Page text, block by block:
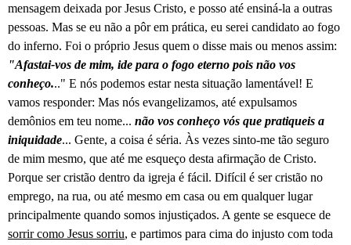
mensagem deixada por Jesus Cristo, e posso até ensiná-la a outras
pessoas. Mas se eu não a pôr em prática, eu serei candidato ao fogo
do inferno. Foi o próprio Jesus quem o disse mais ou menos assim:
"Afastai-vos de mim, ide para o fogo eterno pois não vos
conheço..." E nós podemos estar nesta situação lamentável! E
vamos responder: Mas nós evangelizamos, até expulsamos
demônios em teu nome... não vos conheço vós que pratiqueis a
iniquidade... Gente, a coisa é séria. Às vezes sinto-me tão seguro
de mim mesmo, que até me esqueço desta afirmação de Cristo.
Porque ser cristão dentro da igreja é fácil. Difícil é ser cristão no
emprego, na rua, ou até mesmo em casa ou em qualquer lugar
principalmente quando somos injustiçados. A gente se esquece de
sorrir como Jesus sorriu, e partimos para cima do injusto com toda